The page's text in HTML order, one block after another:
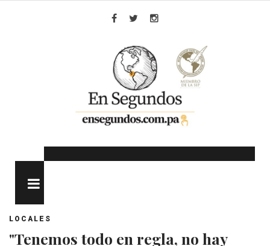
LOCALES
"Tenemos todo en regla, no hay